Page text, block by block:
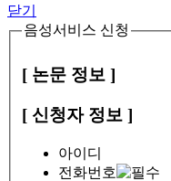
닫기
음성서비스 신청
[ 논문 정보 ]
[ 신청자 정보 ]
아이디
전화번호